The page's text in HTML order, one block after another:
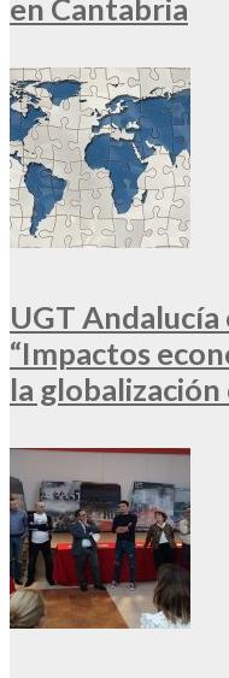
en Cantabria
UGT Andalucía
“Impactos
la globalización